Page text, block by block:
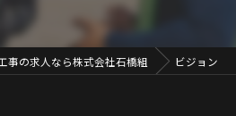
事の求人なら株式会社石橋組 ビジョン